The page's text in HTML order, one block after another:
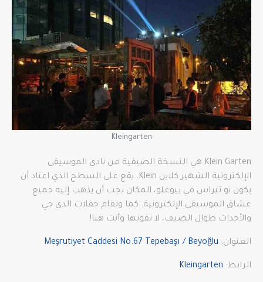
Kleingarten
Klein Garten هي النسخة الصيفية من نادي الموسيقى
الإلكترونية الشهير كلاين Klein. يقع على السطح الذي اعتاد أن
يكون نو تيراس في بيوغلو، المكان يجب أن يذهب إليه جميع
عشاق الموسيقى الإلكترونية. كما وتقام حفلات الدي جي
والأحداث طوال الصيف، لا تفوتها وأنت هنا!
العنوان: Meşrutiyet Caddesi No.67 Tepebaşı / Beyoğlu
الرابط: Kleingarten